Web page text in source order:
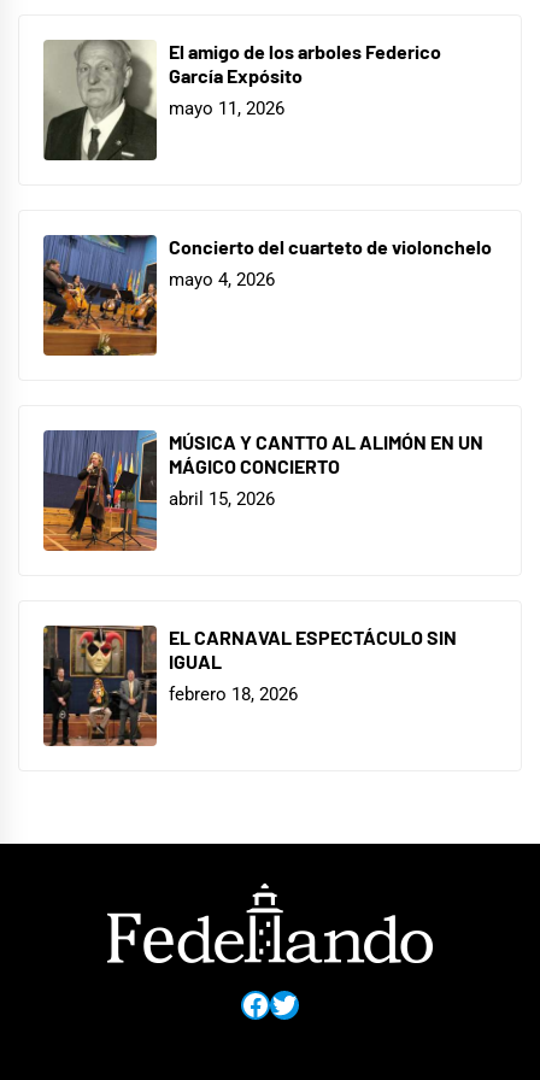
El amigo de los arboles Federico
García Expósito
mayo 11, 2026
Concierto del cuarteto de violonchelo
mayo 4, 2026
MÚSICA Y CANTTO AL ALIMÓN EN UN
MÁGICO CONCIERTO
abril 15, 2026
EL CARNAVAL ESPECTÁCULO SIN
IGUAL
febrero 18, 2026
Facebook
Twitter